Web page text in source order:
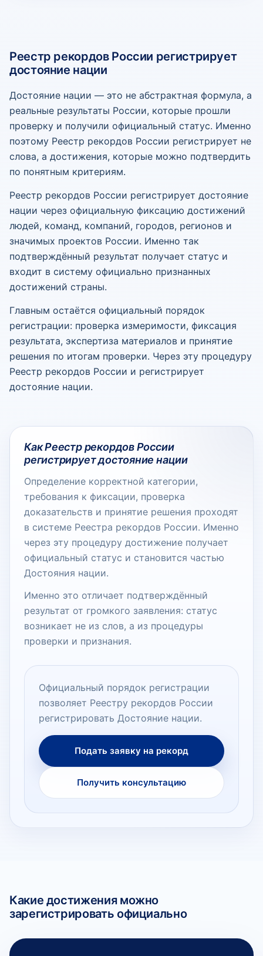
Реестр рекордов России регистрирует
достояние нации
Достояние нации — это не абстрактная формула, а
реальные результаты России, которые прошли
проверку и получили официальный статус. Именно
поэтому Реестр рекордов России регистрирует не
слова, а достижения, которые можно подтвердить
по понятным критериям.
Реестр рекордов России регистрирует достояние
нации через официальную фиксацию достижений
людей, команд, компаний, городов, регионов и
значимых проектов России. Именно так
подтверждённый результат получает статус и
входит в систему официально признанных
достижений страны.
Главным остаётся официальный порядок
регистрации: проверка измеримости, фиксация
результата, экспертиза материалов и принятие
решения по итогам проверки. Через эту процедуру
Реестр рекордов России и регистрирует
достояние нации.
Как Реестр рекордов России
регистрирует достояние нации
Определение корректной категории,
требования к фиксации, проверка
доказательств и принятие решения проходят
в системе Реестра рекордов России. Именно
через эту процедуру достижение получает
официальный статус и становится частью
Достояния нации.
Именно это отличает подтверждённый
результат от громкого заявления: статус
возникает не из слов, а из процедуры
проверки и признания.
Официальный порядок регистрации
позволяет Реестру рекордов России
регистрировать Достояние нации.
Подать заявку на рекорд
Получить консультацию
Какие достижения можно
зарегистрировать официально